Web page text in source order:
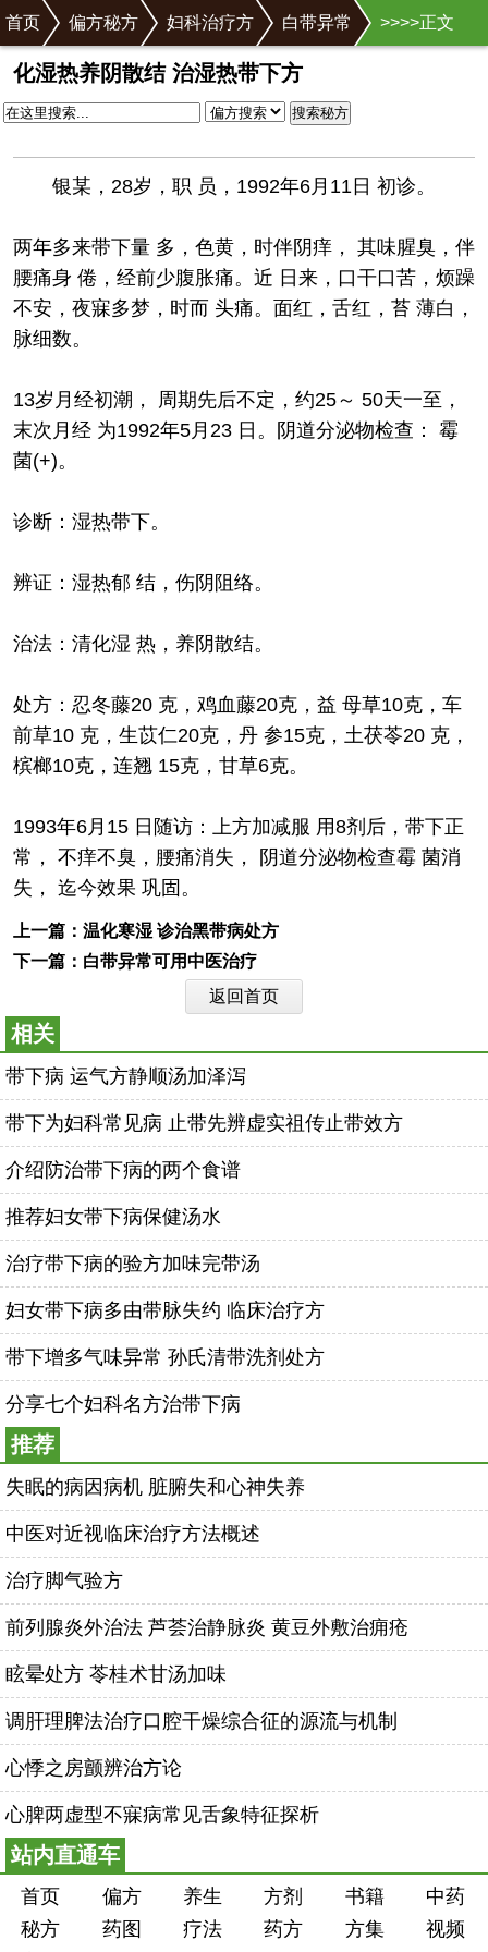
✕
首页 >
偏方秘方 >
妇科治疗方 >
白带异常 >正文
化湿热养阴散结 治湿热带下方
搜索秘方
银某，28岁，职 员，1992年6月11日 初诊。
两年多来带下量 多，色黄，时伴阴痒， 其味腥臭，伴
腰痛身 倦，经前少腹胀痛。近 日来，口干口苦，烦躁
不安，夜寐多梦，时而 头痛。面红，舌红，苔 薄白，
脉细数。
13岁月经初潮， 周期先后不定，约25～ 50天一至，
末次月经 为1992年5月23 日。阴道分泌物检查： 霉
菌(+)。
诊断：湿热带下。
辨证：湿热郁 结，伤阴阻络。
治法：清化湿 热，养阴散结。
处方：忍冬藤20 克，鸡血藤20克，益 母草10克，车
前草10 克，生苡仁20克，丹 参15克，土茯苓20 克，
槟榔10克，连翘 15克，甘草6克。
1993年6月15 日随访：上方加减服 用8剂后，带下正
常， 不痒不臭，腰痛消失， 阴道分泌物检查霉 菌消
失， 迄今效果 巩固。
上一篇： 温化寒湿 诊治黑带病处方
下一篇： 白带异常可用中医治疗
返回首页
相关
带下病 运气方静顺汤加泽泻
带下为妇科常见病 止带先辨虚实祖传止带效方
介绍防治带下病的两个食谱
推荐妇女带下病保健汤水
治疗带下病的验方加味完带汤
妇女带下病多由带脉失约 临床治疗方
带下增多气味异常 孙氏清带洗剂处方
分享七个妇科名方治带下病
推荐
失眠的病因病机 脏腑失和心神失养
中医对近视临床治疗方法概述
治疗脚气验方
前列腺炎外治法 芦荟治静脉炎 黄豆外敷治痈疮
眩晕处方 苓桂术甘汤加味
调肝理脾法治疗口腔干燥综合征的源流与机制
心悸之房颤辨治方论
心脾两虚型不寐病常见舌象特征探析
站内直通车
首页 偏方 养生 方剂 书籍
中药
秘方
药图 疗法 药方 方集
视频